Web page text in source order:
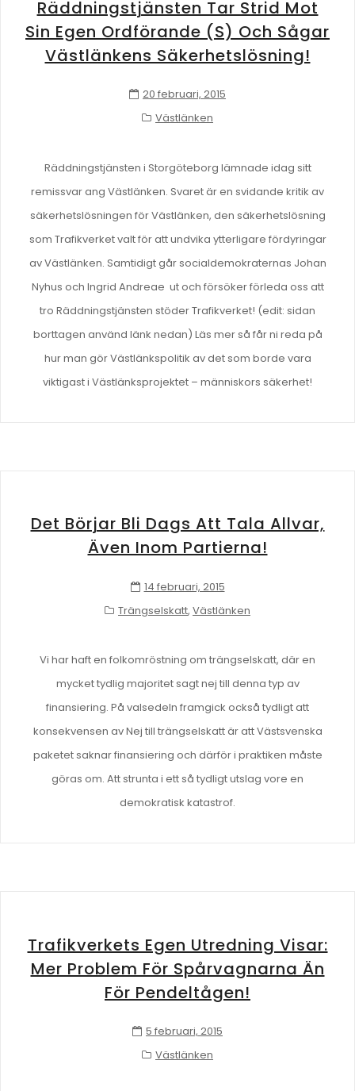
Räddningstjänsten Tar Strid Mot
Sin Egen Ordförande (s) Och Sågar
Västlänkens Säkerhetslösning!
20 februari, 2015
Västlänken
Räddningstjänsten i Storgöteborg lämnade idag sitt
remissvar ang Västlänken. Svaret är en svidande kritik av
säkerhetslösningen för Västlänken, den säkerhetslösning
som Trafikverket valt för att undvika ytterligare fördyringar
av Västlänken. Samtidigt går socialdemokraternas Johan
Nyhus och Ingrid Andreae ut och försöker förleda oss att
tro Räddningstjänsten stöder Trafikverket! (edit: sidan
borttagen använd länk nedan) Läs mer så får ni reda på
hur man gör Västlänkspolitik av det som borde vara
viktigast i Västlänksprojektet – människors säkerhet!
Det Börjar Bli Dags Att Tala Allvar,
Även Inom Partierna!
14 februari, 2015
Trängselskatt, Västlänken
Vi har haft en folkomröstning om trängselskatt, där en
mycket tydlig majoritet sagt nej till denna typ av
finansiering. På valsedeln framgick också tydligt att
konsekvensen av Nej till trängselskatt är att Västsvenska
paketet saknar finansiering och därför i praktiken måste
göras om. Att strunta i ett så tydligt utslag vore en
demokratisk katastrof.
Trafikverkets Egen Utredning Visar:
Mer Problem För Spårvagnarna Än
För Pendeltågen!
5 februari, 2015
Västlänken